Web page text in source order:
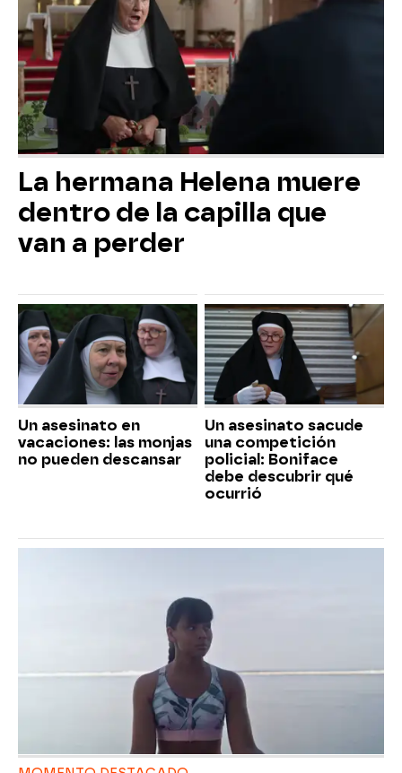
La hermana Helena muere
dentro de la capilla que
van a perder
Un asesinato en
vacaciones: las monjas
no pueden descansar
Un asesinato sacude
una competición
policial: Boniface
debe descubrir qué
ocurrió